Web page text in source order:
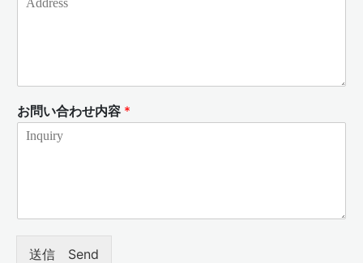
お問い合わせ内容 *
送信 Send